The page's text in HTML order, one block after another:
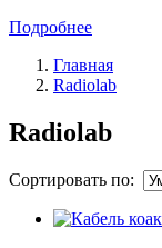
Подробнее
Главная
Radiolab
Radiolab
Сортировать по: